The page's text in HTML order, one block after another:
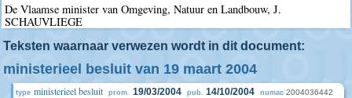
De Vlaamse minister van Omgeving, Natuur en Landbouw, J.
SCHAUVLIEGE
Teksten waarnaar verwezen wordt in dit document:
ministerieel besluit van 19 maart 2004
type ministerieel besluit prom. 19/03/2004 pub. 14/10/2004 numac 2004036442